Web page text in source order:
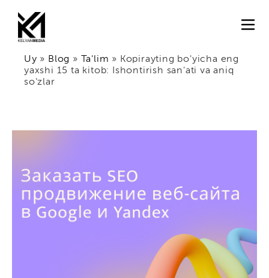
Uy » Blog » Ta'lim » Kopirayting bo'yicha eng
yaxshi 15 ta kitob: Ishontirish san'ati va aniq
so'zlar